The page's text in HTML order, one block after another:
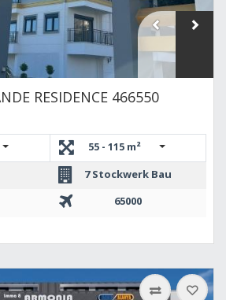
RESIDENCE 466550
Loft
55 - 115 m²
7 Stockwerk Bau
65000